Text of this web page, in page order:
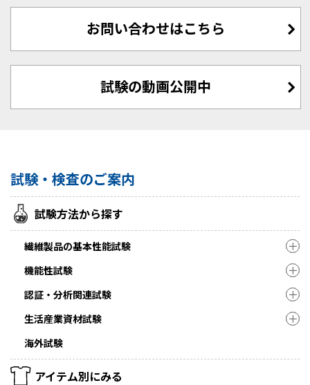
試験・検査のご案内
試験方法から探す
繊維製品の基本性能試験
機能性試験
認証・分析関連試験
生活産業資材試験
海外試験
アイテム別にみる
お問い合わせはこちら
試験の動画公開中